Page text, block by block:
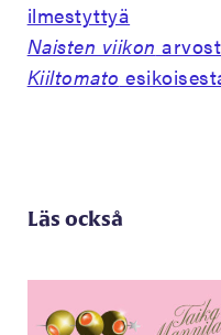
ilmestyttyä
Naisten viikon
Kiiltomato
Läs också